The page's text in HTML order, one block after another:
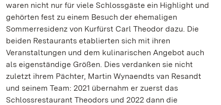
waren nicht nur für viele Schlossgäste ein Highlight und
gehörten fest zu einem Besuch der ehemaligen
Sommerresidenz von Kurfürst Carl Theodor dazu. Die
beiden Restaurants etablierten sich mit ihren
Veranstaltungen und dem kulinarischen Angebot auch
als eigenständige Größen. Dies verdanken sie nicht
zuletzt ihrem Pächter, Martin Wynaendts van Resandt
und seinem Team: 2021 übernahm er zuerst das
Schlossrestaurant Theodors und 2022 dann die